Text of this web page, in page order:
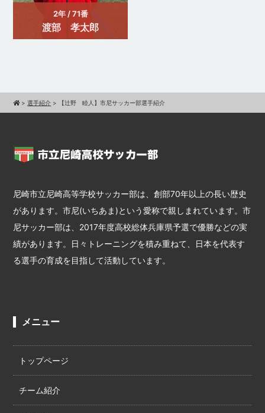
2年 / 71番
渡部 孝太郎
>選手紹介 > 【辻野 睦人】市尼サッカー部選手紹介
尼崎市立尼崎高等学校サッカー部は、創部70年以上の長い歴史
があります。市尼(いちあま)という愛称で親しまれています。市
尼サッカー部は、2017年度高校総体兵庫県予選で優勝などの実
績があります。日々トレーニングを積み重ねて、日本を代表す
る選手の育成を目指して活動しています。
メニュー
トップページ
チーム紹介